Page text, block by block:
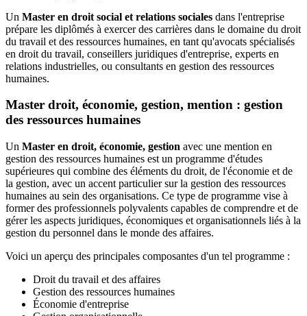
Un Master en droit social et relations sociales dans l'entreprise
prépare les diplômés à exercer des carrières dans le domaine du droit
du travail et des ressources humaines, en tant qu'avocats spécialisés
en droit du travail, conseillers juridiques d'entreprise, experts en
relations industrielles, ou consultants en gestion des ressources
humaines.
Master droit, économie, gestion, mention : gestion
des ressources humaines
Un Master en droit, économie, gestion avec une mention en
gestion des ressources humaines est un programme d'études
supérieures qui combine des éléments du droit, de l'économie et de
la gestion, avec un accent particulier sur la gestion des ressources
humaines au sein des organisations. Ce type de programme vise à
former des professionnels polyvalents capables de comprendre et de
gérer les aspects juridiques, économiques et organisationnels liés à la
gestion du personnel dans le monde des affaires.
Voici un aperçu des principales composantes d'un tel programme :
Droit du travail et des affaires
Gestion des ressources humaines
Économie d'entreprise